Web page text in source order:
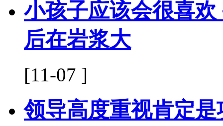
小孩子应该会很喜
后在岩浆大
[11-07 ]
领导高度重视肯定